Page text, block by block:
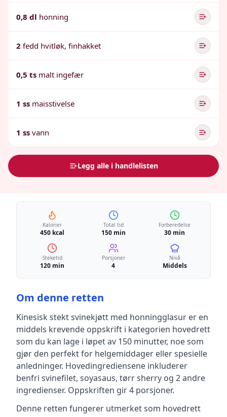
0,8 dl honning
2 fedd hvitløk, finhakket
0,5 ts malt ingefær
1 ss maisstivelse
1 ss vann
Legg alle i handlelisten
Kalorier
450 kcal
Total tid
150 min
Forberedelse
30 min
Steketid
120 min
Porsjoner
4
Nivå
Middels
Om denne retten
Kinesisk stekt svinekjøtt med honningglasur er en
middels krevende oppskrift i kategorien hovedrett
som du kan lage i løpet av 150 minutter, noe som
gjør den perfekt for helgemiddager eller spesielle
anledninger. Hovedingrediensene inkluderer
benfri svinefilet, soyasaus, tørr sherry og 2 andre
ingredienser. Oppskriften gir4 porsjoner.
Denne retten fungerer utmerket som hovedrett